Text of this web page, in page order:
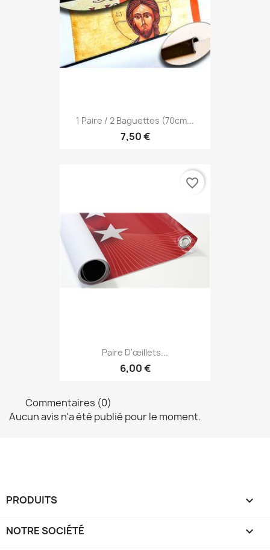
1 Paire / 2 Baguettes (70cm...
7,50 €
Paire D'œillets...
6,00 €
favorite_border
Commentaires (0)
Aucun avis n'a été publié pour le moment.
PRODUITS 
NOTRE SOCIÉTÉ 